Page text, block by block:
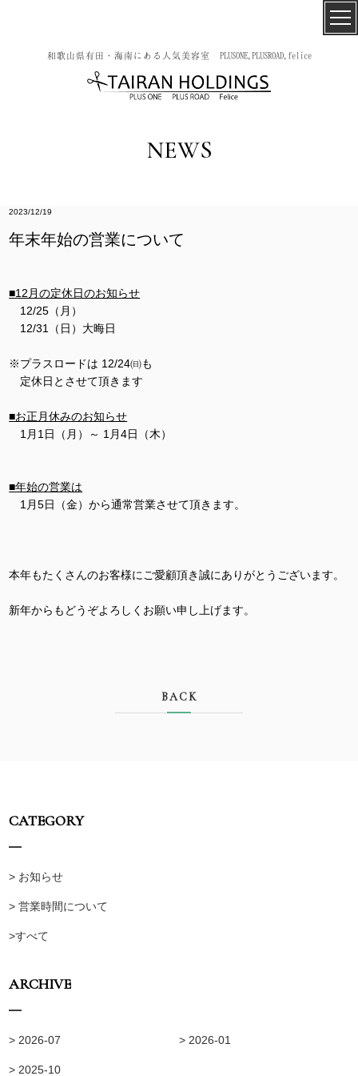
和歌山県有田・海南にある人気美容室 PLUSONE,PLUSROAD,felice
NEWS
2023/12/19
年末年始の営業について
■12月の定休日のお知らせ
12/25（月）
12/31（日）大晦日
※プラスロードは 12/24㈰も
定休日とさせて頂きます
■お正月休みのお知らせ
1月1日（月）～ 1月4日（木）
■年始の営業は
1月5日（金）から通常営業させて頂きます。
本年もたくさんのお客様にご愛顧頂き誠にありがとうございます。
新年からもどうぞよろしくお願い申し上げます。
BACK
CATEGORY
> お知らせ
> 営業時間について
>すべて
ARCHIVE
> 2026-07 > 2026-01
> 2025-10